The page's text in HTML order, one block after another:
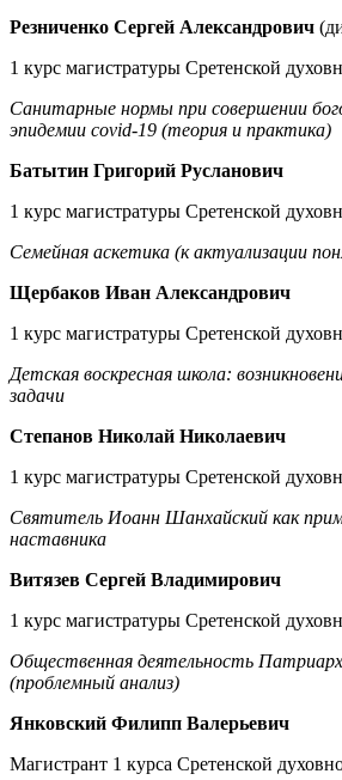
Резниченко Сергей Александрович
1 курс магистратуры Сретенской
Санитарные нормы при совершении
эпидемии covid-19 (теория и практика)
Батытин Григорий Русланович
1 курс магистратуры Сретенской
Семейная аскетика (к актуализации
Щербаков Иван Александрович
1 курс магистратуры Сретенской
Детская воскресная школа:
задачи
Степанов Николай Николаевич
1 курс магистратуры Сретенской
Святитель Иоанн Шанхайский как
наставника
Витязев Сергей Владимирович
1 курс магистратуры Сретенской
Общественная деятельность
(проблемный анализ)
Янковский Филипп Валерьевич
Магистрант 1 курса Сретенской